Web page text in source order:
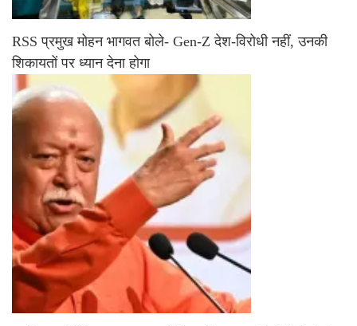
RSS प्रमुख मोहन भागवत बोले- Gen-Z देश-विरोधी नहीं, उनकी
शिकायतों पर ध्यान देना होगा